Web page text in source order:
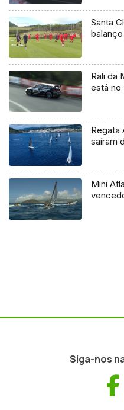
Santa
Rali da
está no
Regata
saíram
Mini
Siga-nos